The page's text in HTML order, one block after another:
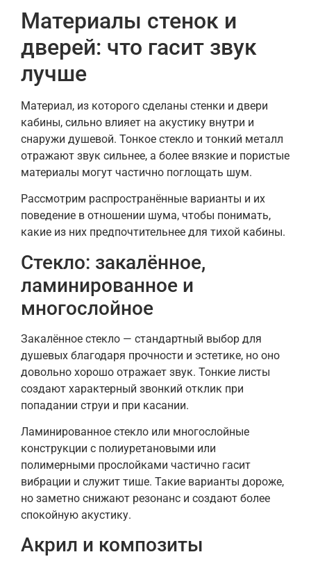
Материалы стенок и
дверей: что гасит звук
лучше
Материал, из которого сделаны стенки и двери
кабины, сильно влияет на акустику внутри и
снаружи душевой. Тонкое стекло и тонкий металл
отражают звук сильнее, а более вязкие и пористые
материалы могут частично поглощать шум.
Рассмотрим распространённые варианты и их
поведение в отношении шума, чтобы понимать,
какие из них предпочтительнее для тихой кабины.
Стекло: закалённое,
ламинированное и
многослойное
Закалённое стекло — стандартный выбор для
душевых благодаря прочности и эстетике, но оно
довольно хорошо отражает звук. Тонкие листы
создают характерный звонкий отклик при
попадании струи и при касании.
Ламинированное стекло или многослойные
конструкции с полиуретановыми или
полимерными прослойками частично гасит
вибрации и служит тише. Такие варианты дороже,
но заметно снижают резонанс и создают более
спокойную акустику.
Акрил и композиты